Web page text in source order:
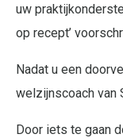
uw
op recept’
Nadat u een
welzijnscoach van
Door iets te gaan